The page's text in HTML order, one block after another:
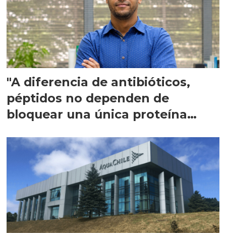
"A diferencia de antibióticos,
péptidos no dependen de
bloquear una única proteína